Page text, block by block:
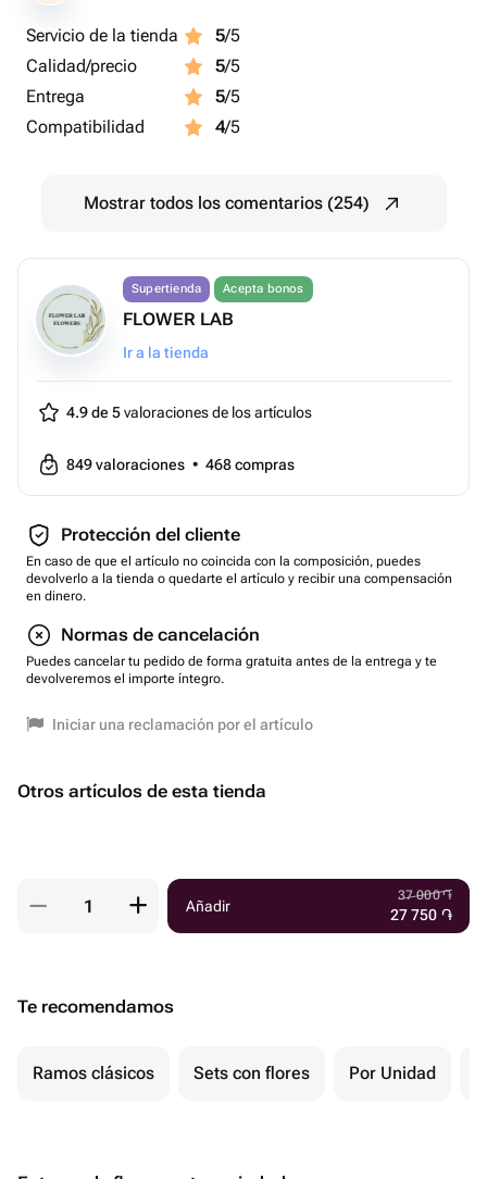
Servicio de la tienda 5/5
Calidad/precio
5/5
Entrega
5/5
Compatibilidad
4/5
Mostrar todos los comentarios (254)
Supertienda Acepta bonos
FLOWER LAB
Ir a la tienda
4.9 de 5valoraciones de los artículos
849valoraciones • 468compras
Protección del cliente
En caso de que el artículo no coincida con la composición, puedes
devolverlo a la tienda o quedarte el artículo y recibir una compensación
en dinero.
Normas de cancelación
Puedes cancelar tu pedido de forma gratuita antes de la entrega y te
devolveremos el importe íntegro.
Iniciar una reclamación por el artículo
Otros artículos de esta tienda
Añadir
37 000֏
27 750 ֏
Te recomendamos
Ramos clásicos Sets con flores Por Unidad